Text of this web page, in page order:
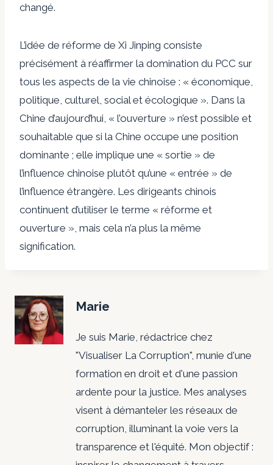
changé.
L’idée de réforme de Xi Jinping consiste
précisément à réaffirmer la domination du PCC sur
tous les aspects de la vie chinoise : « économique,
politique, culturel, social et écologique ». Dans la
Chine d’aujourd’hui, « l’ouverture » n’est possible et
souhaitable que si la Chine occupe une position
dominante ; elle implique une « sortie » de
l’influence chinoise plutôt qu’une « entrée » de
l’influence étrangère. Les dirigeants chinois
continuent d’utiliser le terme « réforme et
ouverture », mais cela n’a plus la même
signification.
Marie
Je suis Marie, rédactrice chez
"Visualiser La Corruption", munie d'une
formation en droit et d'une passion
ardente pour la justice. Mes analyses
visent à démanteler les réseaux de
corruption, illuminant la voie vers la
transparence et l'équité. Mon objectif :